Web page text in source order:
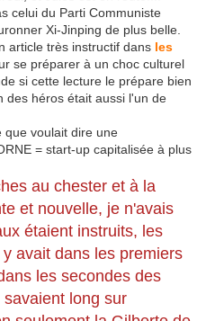
celui du Parti Communiste
Xi-Jinping de plus belle.
article très instructif dans les
se préparer à un choc culturel
si cette lecture le prépare bien
des héros était aussi l'un de
que voulait dire une
= start-up capitalisée à plus
au chester et à la
et nouvelle, je n'avais
étaient instruits, les
avait dans les premiers
les secondes des
long sur